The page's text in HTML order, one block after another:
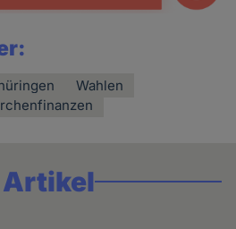
Wahlen
Artikel